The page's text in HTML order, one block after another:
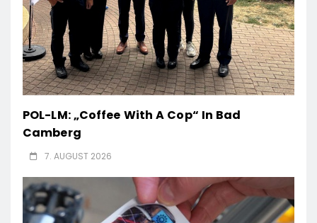
POL-LM: „Coffee With A Cop“ In Bad
Camberg
7. AUGUST 2026